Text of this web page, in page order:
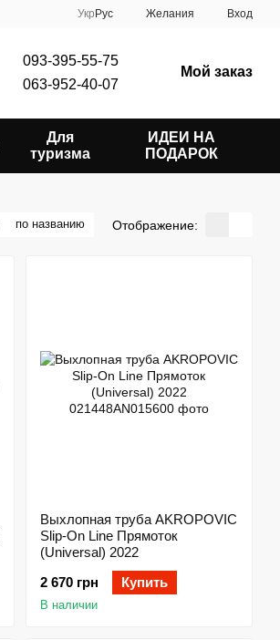
Укр Рус Желания Вход
093-395-55-75
063-952-40-07
Мой заказ
Для
туризма
ИДЕИ НА
ПОДАРОК
по названию Отображение:
Выхлопная труба AKROPOVIC
Slip-On Line Прямоток
(Universal) 2022
2 670 грн
Купить
В наличии